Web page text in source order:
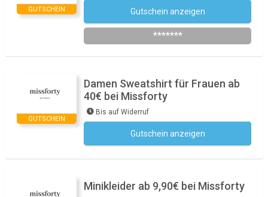
GUTSCHEIN Gutschein anzeigen
*******
GUTSCHEIN
Damen Sweatshirt für Frauen ab
40€ bei Missforty
Bis auf Widerruf
Gutschein anzeigen
Minikleider ab 9,90€ bei Missforty